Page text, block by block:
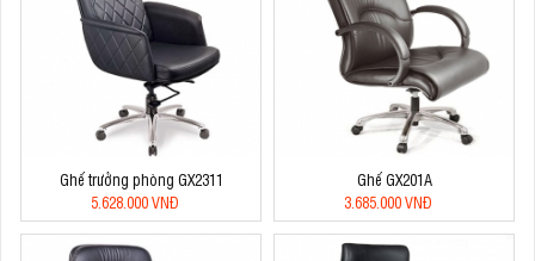
Ghế trưởng phòng GX2311
5.628.000 VNĐ
Ghế GX201A
3.685.000 VNĐ